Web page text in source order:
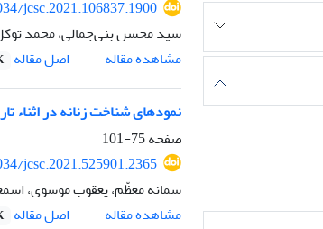
jcsc.2021.106837.1900
سید محسن بنی‌جمالی، محمد
مشاهده مقاله
اصل مقاله
نمودهای شناخت زنانه در اثناء
صفحه75-101
jcsc.2021.525901.2365
سمانه معظّم، یعقوب موسوی،
مشاهده مقاله
اصل مقاله